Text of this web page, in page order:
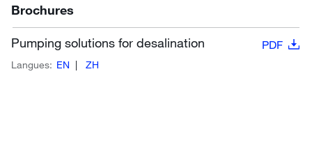
Brochures
Pumping solutions for desalination PDF
Langues: EN ZH